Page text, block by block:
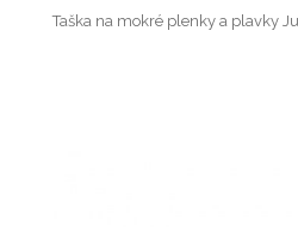
Taška na mokré plenky a plavky